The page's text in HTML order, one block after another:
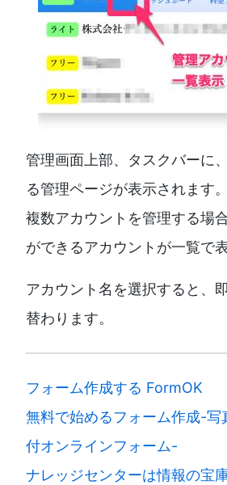
管理画面上部、タスクバーに
る管理ページが表示されます。
複数アカウントを管理する場
ができるアカウントが一覧で
アカウント名を選択すると、
替わります。
フォーム作成する FormOK
無料で始めるフォーム作成-写
付オンラインフォーム-
ナレッジセンターは情報の宝